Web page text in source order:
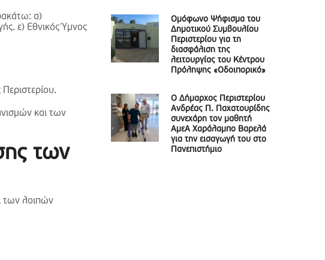
α)
ε) Εθνικός Ύμνος
και των
των
των λοιπών
Ομόφωνο Ψήφισμα του
Δημοτικού Συμβουλίου
Περιστερίου για τη
διασφάλιση της
λειτουργίας του Κέντρου
Πρόληψης «Οδοιπορικό»
Ο Δήμαρχος Περιστερίου
Ανδρέας Π. Παχατουρίδης
συνεχάρη τον μαθητή
ΑμεΑ Χαράλαμπο Βαρελά
για την εισαγωγή του στο
Πανεπιστήμιο